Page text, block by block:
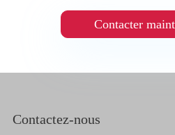
Contacter
Contactez-nous